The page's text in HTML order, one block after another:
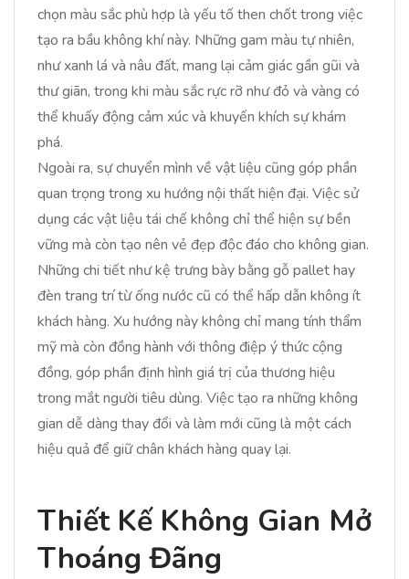
chọn màu sắc phù hợp là yếu tố then chốt trong việc
tạo ra bầu không khí này. Những gam màu tự nhiên,
như xanh lá và nâu đất, mang lại cảm giác gần gũi và
thư giãn, trong khi màu sắc rực rỡ như đỏ và vàng có
thể khuấy động cảm xúc và khuyến khích sự khám
phá.
Ngoài ra, sự chuyển mình về vật liệu cũng góp phần
quan trọng trong xu hướng nội thất hiện đại. Việc sử
dụng các vật liệu tái chế không chỉ thể hiện sự bền
vững mà còn tạo nên vẻ đẹp độc đáo cho không gian.
Những chi tiết như kệ trưng bày bằng gỗ pallet hay
đèn trang trí từ ống nước cũ có thể hấp dẫn không ít
khách hàng. Xu hướng này không chỉ mang tính thẩm
mỹ mà còn đồng hành với thông điệp ý thức cộng
đồng, góp phần định hình giá trị của thương hiệu
trong mắt người tiêu dùng. Việc tạo ra những không
gian dễ dàng thay đổi và làm mới cũng là một cách
hiệu quả để giữ chân khách hàng quay lại.
Thiết Kế Không Gian Mở
Thoáng Đãng